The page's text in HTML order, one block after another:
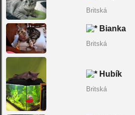
Britská
Bianka
Britská
Hubík
Britská